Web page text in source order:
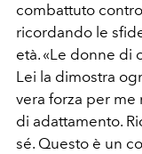
combattuto
ricordando le
età. «Le donne di
Lei la dimostra
vera forza per me
di adattamento.
sé. Questo è un